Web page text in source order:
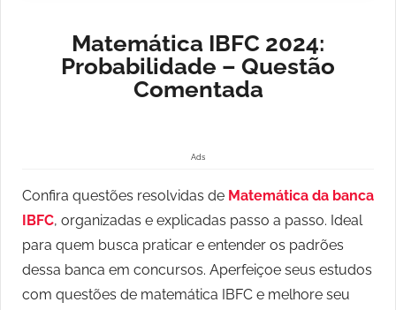
Matemática IBFC 2024:
Probabilidade – Questão
Comentada
Ads
Confira questões resolvidas de Matemática da banca
IBFC, organizadas e explicadas passo a passo. Ideal
para quem busca praticar e entender os padrões
dessa banca em concursos. Aperfeiçoe seus estudos
com questões de matemática IBFC e melhore seu